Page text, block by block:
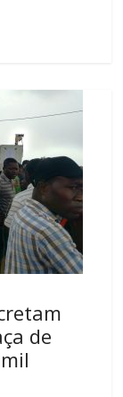
de